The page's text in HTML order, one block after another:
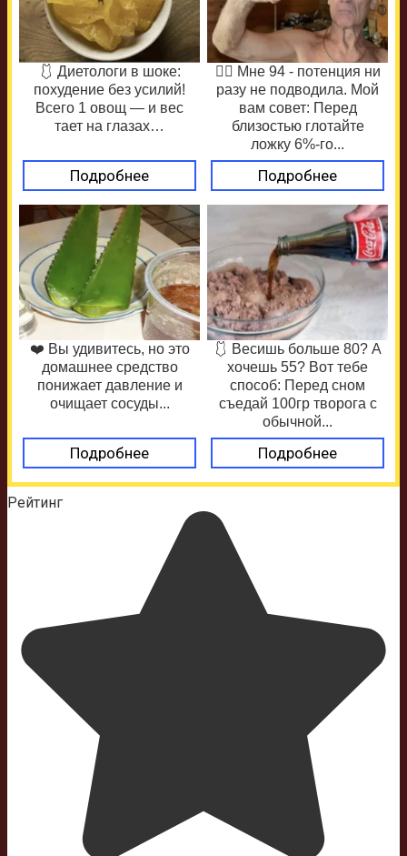
🩱 Диетологи в шоке:
похудение без усилий!
Всего 1 овощ — и вес
тает на глазах…
Подробнее
❤️‍🔥 Мне 94 - потенция ни
разу не подводила. Мой
вам совет: Перед
близостью глотайте
ложку 6%-го...
Подробнее
❤️ Вы удивитесь, но это
домашнее средство
понижает давление и
очищает сосуды...
Подробнее
🩱 Весишь больше 80? А
хочешь 55? Вот тебе
способ: Перед сном
съедай 100гр творога с
обычной...
Подробнее
Рейтинг